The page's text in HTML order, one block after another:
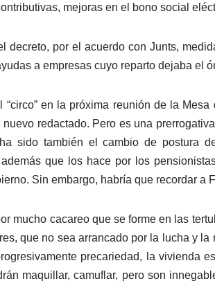
mejoras en el bono social
decreto, por el acuerdo con Junts,
a empresas cuyo reparto dejaba el
“circo” en la próxima reunión de la
redactado. Pero es una
sido también el cambio de postura
además que los hace por los
Sin embargo, habría que recordar
mucho cacareo que se forme en las
que no sea arrancado por la lucha y
precariedad, la vivienda
maquillar, camuflar, pero son